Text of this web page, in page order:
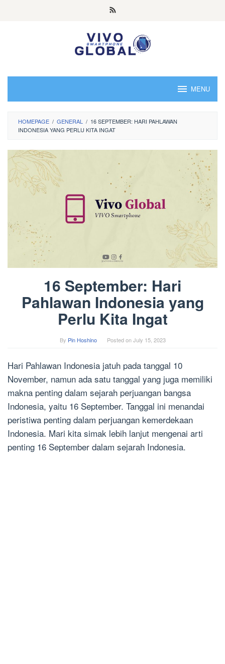
MENU
HOMEPAGE / GENERAL / 16 SEPTEMBER: HARI PAHLAWAN
INDONESIA YANG PERLU KITA INGAT
16 September: Hari
Pahlawan Indonesia yang
Perlu Kita Ingat
By Pin Hoshino Posted onJuly 15, 2023
Hari Pahlawan Indonesia jatuh pada tanggal 10
November, namun ada satu tanggal yang juga memiliki
makna penting dalam sejarah perjuangan bangsa
Indonesia, yaitu 16 September. Tanggal ini menandai
peristiwa penting dalam perjuangan kemerdekaan
Indonesia. Mari kita simak lebih lanjut mengenai arti
penting 16 September dalam sejarah Indonesia.